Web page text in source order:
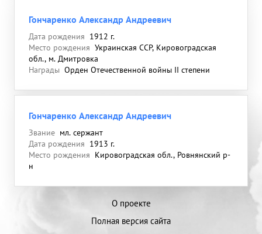
Гончаренко Александр Андреевич
Дата рождения 1912 г.
Место рождения Украинская ССР, Кировоградская
обл., м. Дмитровка
Награды Орден Отечественной войны II степени
Гончаренко Александр Андреевич
Звание мл. сержант
Дата рождения 1913 г.
Место рождения Кировоградская обл., Ровнянский р-
н
О проекте
Полная версия сайта